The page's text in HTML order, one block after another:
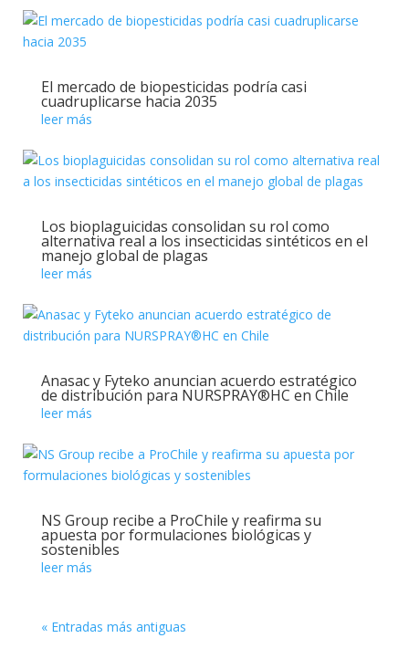
El mercado de biopesticidas podría casi
cuadruplicarse hacia 2035
leer más
Los bioplaguicidas consolidan su rol como
alternativa real a los insecticidas sintéticos en el
manejo global de plagas
leer más
Anasac y Fyteko anuncian acuerdo estratégico
de distribución para NURSPRAY®HC en Chile
leer más
NS Group recibe a ProChile y reafirma su
apuesta por formulaciones biológicas y
sostenibles
leer más
« Entradas más antiguas